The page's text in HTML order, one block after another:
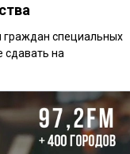
граждан специальных
сдавать на